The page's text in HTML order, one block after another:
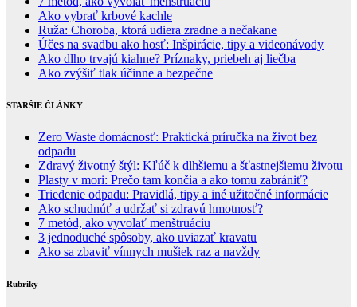
Ako vybrať krbové kachle
Ruža: Choroba, ktorá udiera zradne a nečakane
Účes na svadbu ako hosť: Inšpirácie, tipy a videonávody
Ako dlho trvajú kiahne? Príznaky, priebeh aj liečba
Ako zvýšiť tlak účinne a bezpečne
STARŠIE ČLÁNKY
Zero Waste domácnosť: Praktická príručka na život bez
odpadu
Zdravý životný štýl: Kľúč k dlhšiemu a šťastnejšiemu životu
Plasty v mori: Prečo tam končia a ako tomu zabrániť?
Triedenie odpadu: Pravidlá, tipy a iné užitočné informácie
Ako schudnúť a udržať si zdravú hmotnosť?
7 metód, ako vyvolať menštruáciu
3 jednoduché spôsoby, ako uviazať kravatu
Ako sa zbaviť vínnych mušiek raz a navždy
Rubriky